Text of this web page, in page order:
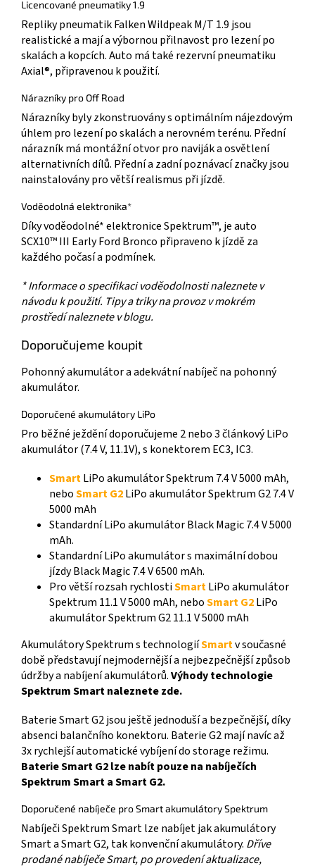
Licencované pneumatiky 1.9
Repliky pneumatik Falken Wildpeak M/T 1.9 jsou
realistické a mají a výbornou přilnavost pro lezení po
skalách a kopcích. Auto má také rezervní pneumatiku
Axial®, připravenou k použití.
Nárazníky pro Off Road
Nárazníky byly zkonstruovány s optimálním nájezdovým
úhlem pro lezení po skalách a nerovném terénu. Přední
nárazník má montážní otvor pro naviják a osvětlení
alternativních dílů. Přední a zadní poznávací značky jsou
nainstalovány pro větší realismus při jízdě.
Voděodolná elektronika*
Díky voděodolné* elektronice Spektrum™, je auto
SCX10™ III Early Ford Bronco připraveno k jízdě za
každého počasí a podmínek.
* Informace o specifikaci voděodolnosti naleznete v
návodu k použití. Tipy a triky na provoz v mokrém
prostředí naleznete v blogu.
Doporučujeme koupit
Pohonný akumulátor a adekvátní nabíječ na pohonný
akumulátor.
Doporučené akumulátory LiPo
Pro běžné ježdění doporučujeme 2 nebo 3 článkový LiPo
akumulátor (7.4 V, 11.1V), s konektorem EC3, IC3.
SmartLiPo akumulátor Spektrum 7.4 V 5000 mAh,
neboSmart G2LiPo akumulátor Spektrum G2 7.4 V
5000 mAh
Standardní LiPo akumulátor Black Magic 7.4 V 5000
mAh.
Standardní LiPo akumulátor s maximální dobou
jízdy Black Magic 7.4 V 6500 mAh.
Pro větší rozsah rychlostiSmartLiPo akumulátor
Spektrum 11.1 V 5000 mAh, neboSmart G2LiPo
akumulátor Spektrum G2 11.1 V 5000 mAh
Akumulátory Spektrum s technologiíSmartv současné
době představují nejmodernější a nejbezpečnější způsob
údržby a nabíjení akumulátorů.Výhody technologie
Spektrum Smart naleznete zde.
Baterie Smart G2 jsou ještě jednoduší a bezpečnější, díky
absenci balančního konektoru. Baterie G2 mají navíc až
3x rychlejší automatické vybíjení do storage režimu.
Baterie Smart G2 lze nabít pouze na nabíječích
Spektrum Smart a Smart G2.
Doporučené nabíječe pro Smart akumulátory Spektrum
Nabíječi Spektrum Smart lze nabíjet jak akumulátory
Smart a Smart G2, tak konvenční akumulátory. Dříve
prodané nabíječe Smart, po provedení aktualizace,